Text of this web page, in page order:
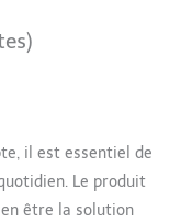
il est essentiel de
Le produit
être la solution